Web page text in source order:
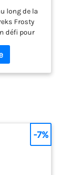
ne
et
Noir,
long de la
Frosty
défi pour
veste
Tex offre
les
sont plus
capuche
-7%